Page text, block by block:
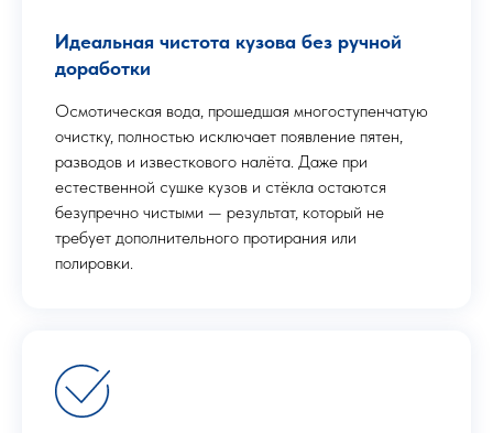
Идеальная чистота кузова без ручной
доработки
Осмотическая вода, прошедшая многоступенчатую
очистку, полностью исключает появление пятен,
разводов и известкового налёта. Даже при
естественной сушке кузов и стёкла остаются
безупречно чистыми — результат, который не
требует дополнительного протирания или
полировки.